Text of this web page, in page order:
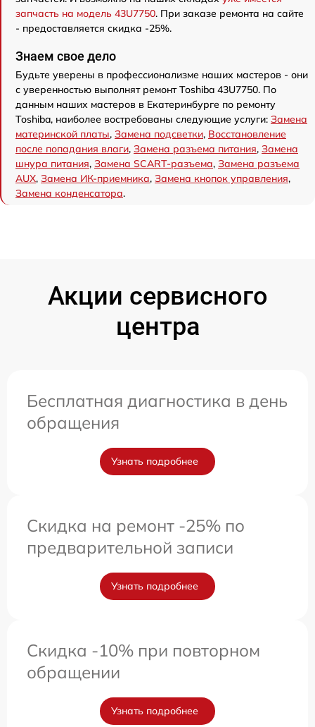
запчасть на модель 43U7750. При заказе ремонта на сайте
- предоставляется скидка -25%.
Знаем свое дело
Будьте уверены в профессионализме наших мастеров - они
с уверенностью выполнят ремонт Toshiba 43U7750. По
данным наших мастеров в Екатеринбурге по ремонту
Toshiba, наиболее востребованы следующие услуги: Замена
материнской платы, Замена подсветки, Восстановление
после попадания влаги, Замена разъема питания, Замена
шнура питания, Замена SCART-разъема, Замена разъема
AUX, Замена ИК-приемника, Замена кнопок управления,
Замена конденсатора.
Акции сервисного
центра
Бесплатная диагностика в день
обращения
Узнать подробнее
Скидка на ремонт -25% по
предварительной записи
Узнать подробнее
Скидка -10% при повторном
обращении
Узнать подробнее